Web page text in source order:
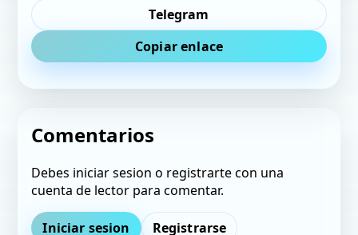
Telegram
Copiar enlace
Comentarios
Debes iniciar sesion o registrarte con una
cuenta de lector para comentar.
Iniciar sesion Registrarse